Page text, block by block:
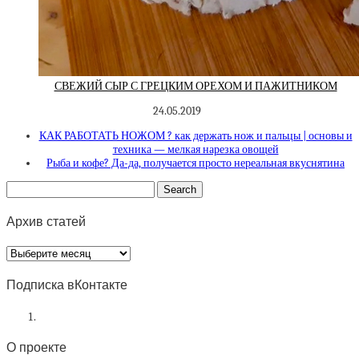
СВЕЖИЙ СЫР С ГРЕЦКИМ ОРЕХОМ И ПАЖИТНИКОМ
24.05.2019
КАК РАБОТАТЬ НОЖОМ ? как держать нож и пальцы | основы и
техника — мелкая нарезка овощей
Рыба и кофе? Да-да, получается просто нереальная вкуснятина
Архив статей
Архив
статей
Подписка вКонтакте
О проекте